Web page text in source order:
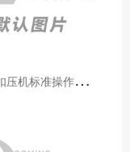
玛
努利扣压机标准操作流程：广州代理手把手教学（新手也能学会）